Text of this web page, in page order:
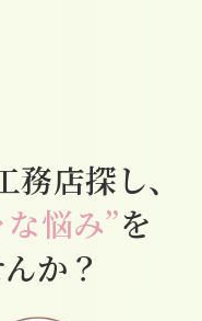
店探し、
悩み”を
か？